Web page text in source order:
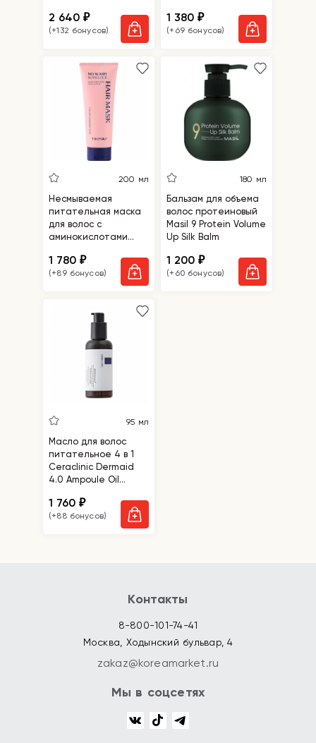
Hair Loss Boosting
Serum
2 640₽
(+132 бонусов)
Balm Protein Quench
1 380₽
(+69 бонусов)
200 мл
Несмываемая
питательная маска
для волос с
аминокислотами
Lock Hair Mask
1 780₽
(+89 бонусов)
180 мл
Бальзам для объема
волос протеиновый
Masil 9 Protein Volume
Up Silk Balm
1 200₽
(+60 бонусов)
95 мл
Масло для волос
питательное 4 в 1
Ceraclinic Dermaid
4.0 Ampoule Oil
1 760₽
(+88 бонусов)
Контакты
8-800-101-74-41
Москва, Ходынский бульвар, 4
zakaz@koreamarket.ru
Мы в соцсетях